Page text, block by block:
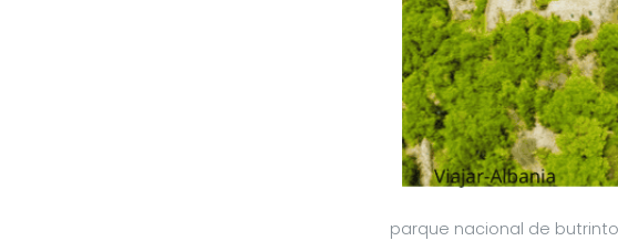
parque nacional de butrinto